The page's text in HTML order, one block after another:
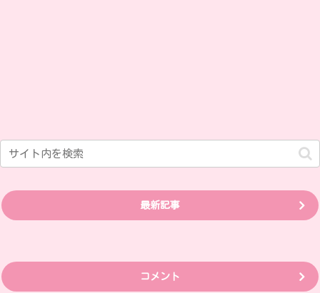
最新記事
コメント